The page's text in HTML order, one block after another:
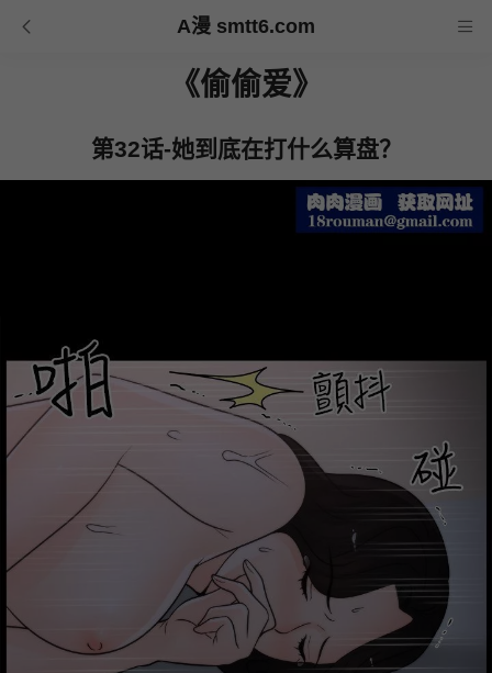
A漫 smtt6.com
《偷偷爱》
第32话-她到底在打什么算盘？